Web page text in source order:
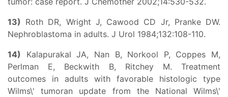
13) Roth DR, Wright J, Cawood CD Jr, Pranke DW.
Nephroblastoma in adults. J Urol 1984;132:108-110.
14) Kalapurakal JA, Nan B, Norkool P, Coppes M,
Perlman E, Beckwith B, Ritchey M. Treatment
outcomes in adults with favorable histologic type
Wilms\' tumoran update from the National Wilms\'